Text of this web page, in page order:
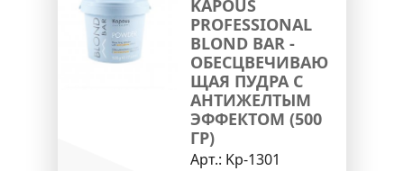
KAPOUS
PROFESSIONAL
BLOND BAR -
ОБЕСЦВЕЧИВАЮ
ЩАЯ ПУДРА С
АНТИЖЕЛТЫМ
ЭФФЕКТОМ (500
ГР)
Арт.: Kp-1301